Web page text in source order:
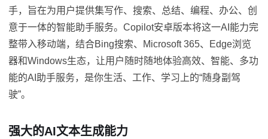
手，旨在为用户提供集写作、搜索、总结、编程、办公、创
意于一体的智能助手服务。Copilot安卓版本将这一AI能力完
整带入移动端，结合Bing搜索、Microsoft 365、Edge浏览
器和Windows生态，让用户随时随地体验高效、智能、多功
能的AI助手服务，是你生活、工作、学习上的“随身副驾
驶”。
强大的AI文本生成能力